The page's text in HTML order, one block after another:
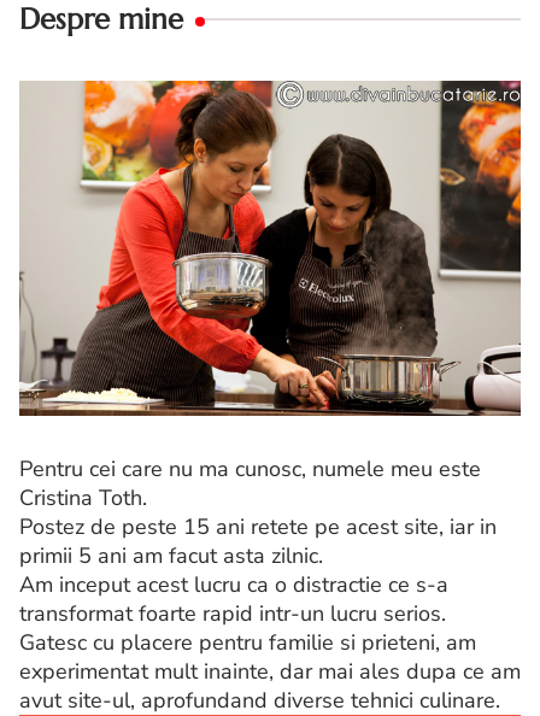
Despre mine
Pentru cei care nu ma cunosc, numele meu este
Cristina Toth.
Postez de peste 15 ani retete pe acest site, iar in
primii 5 ani am facut asta zilnic.
Am inceput acest lucru ca o distractie ce s-a
transformat foarte rapid intr-un lucru serios.
Gatesc cu placere pentru familie si prieteni, am
experimentat mult inainte, dar mai ales dupa ce am
avut site-ul, aprofundand diverse tehnici culinare.